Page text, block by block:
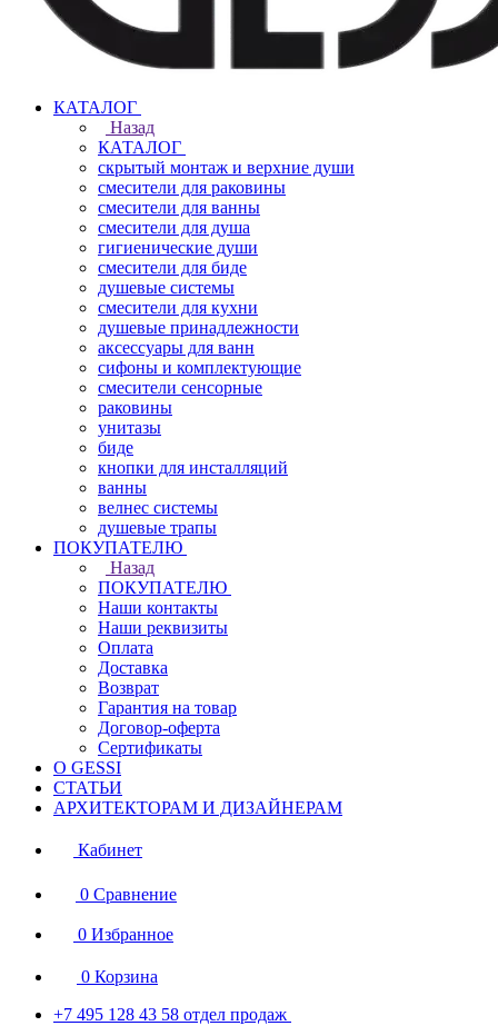
КАТАЛОГ
Назад
КАТАЛОГ
скрытый монтаж и верхние души
смесители для раковины
смесители для ванны
смесители для душа
гигиенические души
смесители для биде
душевые системы
смесители для кухни
душевые принадлежности
аксессуары для ванн
сифоны и комплектующие
смесители сенсорные
раковины
унитазы
биде
кнопки для инсталляций
ванны
велнес системы
душевые трапы
ПОКУПАТЕЛЮ
Назад
ПОКУПАТЕЛЮ
Наши контакты
Наши реквизиты
Оплата
Доставка
Возврат
Гарантия на товар
Договор-оферта
Сертификаты
О GESSI
СТАТЬИ
АРХИТЕКТОРАМ И ДИЗАЙНЕРАМ
Кабинет
0 Сравнение
0 Избранное
0 Корзина
+7 495 128 43 58 отдел продаж